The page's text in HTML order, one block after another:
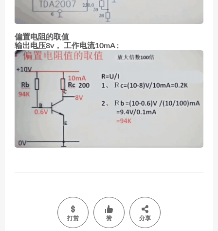
偏置电阻的取值
输出电压8v， 工作电流10mA ;
打赏 赞 分享